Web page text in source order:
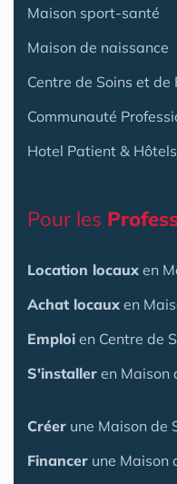
Maison sport-santé
Maison de naissance
Centre de Soins et de
Communauté
Hotel Patient &
Pour les
Location locaux en
Achat locaux en
Emploi en Centre de
S'installer en Maison
Créer une Maison de
Financer une Maison